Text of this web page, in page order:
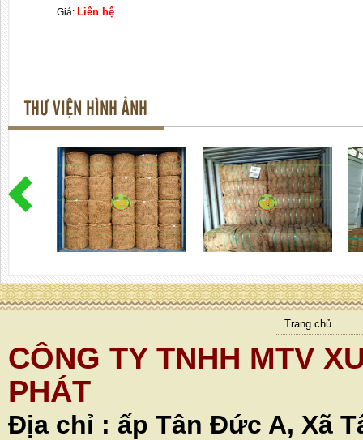
Giá: Liên hệ
THƯ VIỆN HÌNH ẢNH
Trang chủ
CÔNG TY TNHH MTV
PHÁT
Địa chỉ : ấp Tân Đức A, Xã